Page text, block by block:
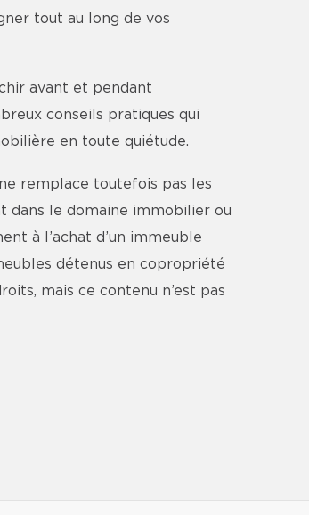
tout au long de vos
avant et pendant
conseils pratiques qui
en toute quiétude.
remplace toutefois pas les
dans le domaine immobilier ou
à l’achat d’un immeuble
détenus en copropriété
mais ce contenu n’est pas